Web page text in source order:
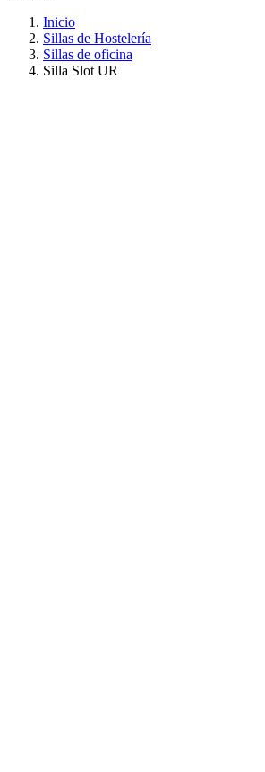
Inicio
Sillas de Hostelería
Sillas de oficina
Silla Slot UR